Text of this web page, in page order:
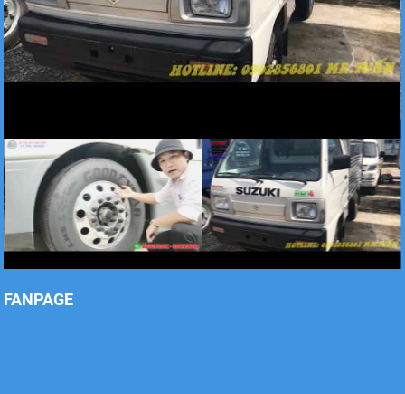
Xe tải Foton 990kg
Xe tải Foton 990kg
FANPAGE